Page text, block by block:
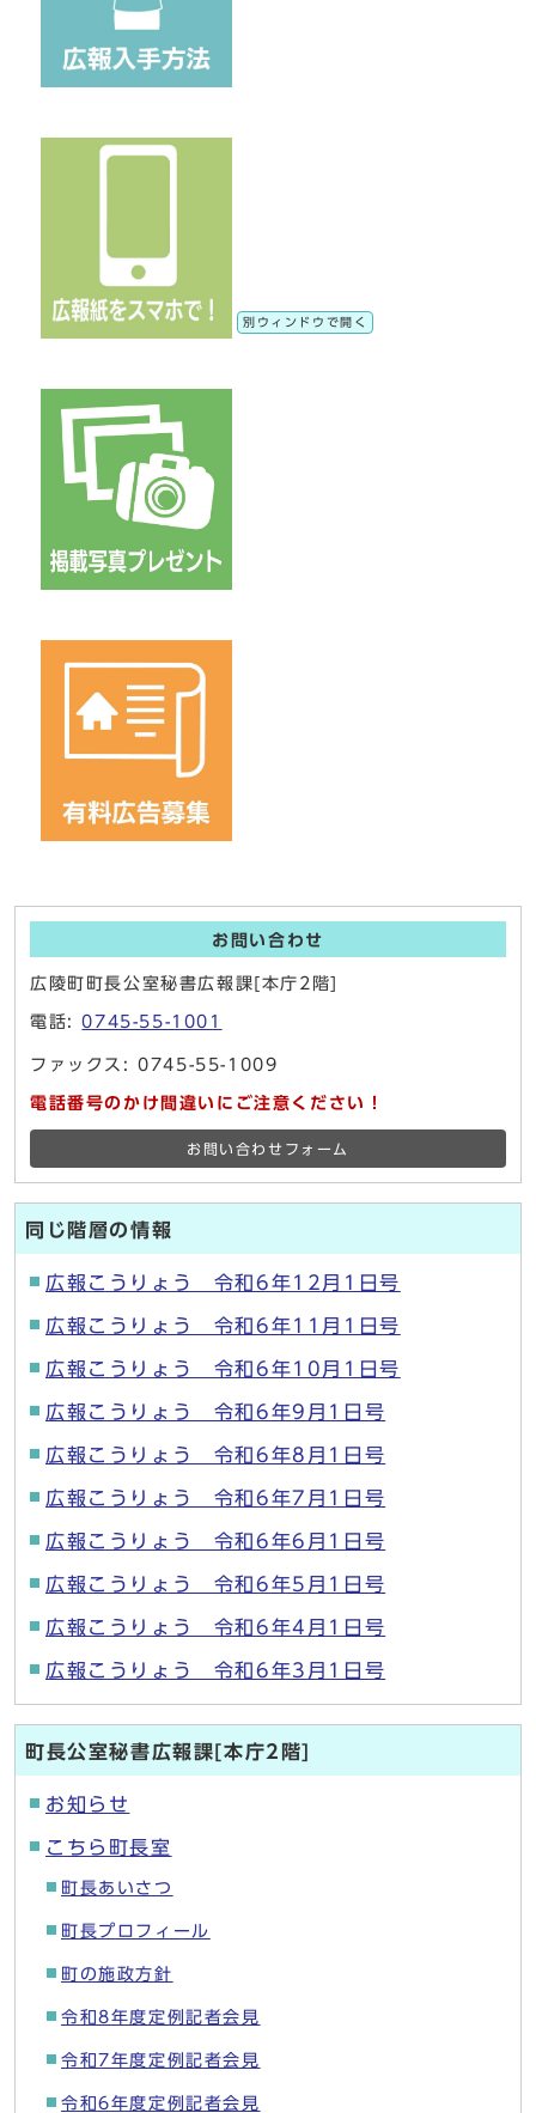
別ウィンドウで開く
お問い合わせ
広陵町町長公室秘書広報課[本庁2階]
電話:0745-55-1001
ファックス: 0745-55-1009
電話番号のかけ間違いにご注意ください！
お問い合わせフォーム
同じ階層の情報
広報こうりょう 令和6年12月1日号
広報こうりょう 令和6年11月1日号
広報こうりょう 令和6年10月1日号
広報こうりょう 令和6年9月1日号
広報こうりょう 令和6年8月1日号
広報こうりょう 令和6年7月1日号
広報こうりょう 令和6年6月1日号
広報こうりょう 令和6年5月1日号
広報こうりょう 令和6年4月1日号
広報こうりょう 令和6年3月1日号
町長公室秘書広報課[本庁2階]
お知らせ
こちら町長室
町長あいさつ
町長プロフィール
町の施政方針
令和8年度定例記者会見
令和7年度定例記者会見
令和6年度定例記者会見